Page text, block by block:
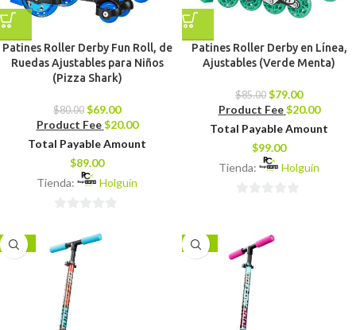
Patines Roller Derby Fun Roll, de
Ruedas Ajustables para Niños
(Pizza Shark)
$80.00 $69.00
Product Fee $20.00
Total Payable Amount
$89.00
Tienda:
Holguín
5
Patines Roller Derby en Línea,
Ajustables (Verde Menta)
$85.00 $79.00
Product Fee $20.00
Total Payable Amount
$99.00
Tienda:
Holguín
-11% -11%